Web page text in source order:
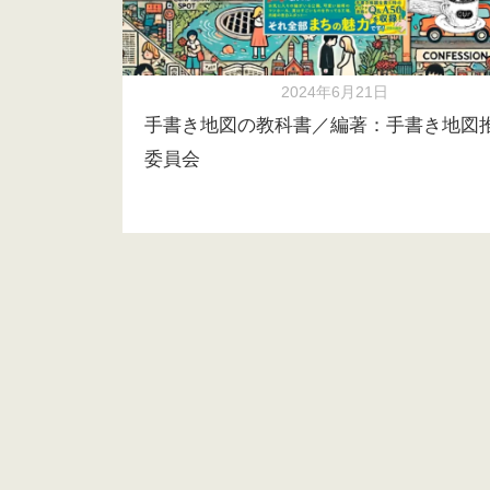
2024年6月21日
手書き地図の教科書／編著：手書き地図
委員会